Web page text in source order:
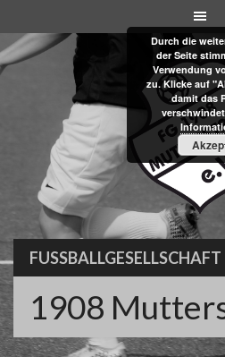
to
content
FUSSBALLGESELLSCHAFT
1908
Durch die
der Seite
Verwendung
zu. Klicke auf
damit das